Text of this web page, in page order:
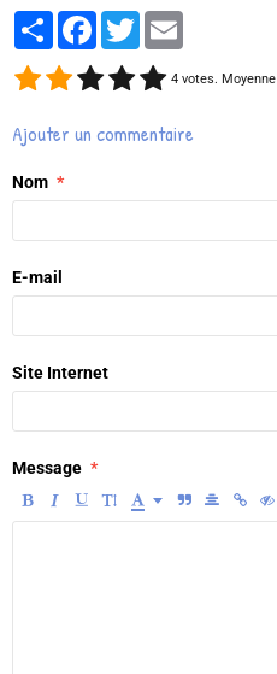
PartagerFacebook
Twitter
4 votes. Moyenne
Ajouter un commentaire
Nom
E-mail
Site Internet
Message